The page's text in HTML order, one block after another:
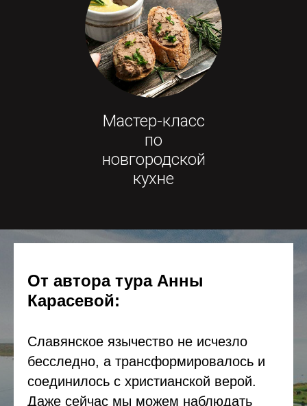
Мастер-класс
по
новгородской
кухне
От автора тура Анны
Карасевой:
Славянское язычество не исчезло
бесследно, а трансформировалось и
соединилось с христианской верой.
Даже сейчас мы можем наблюдать